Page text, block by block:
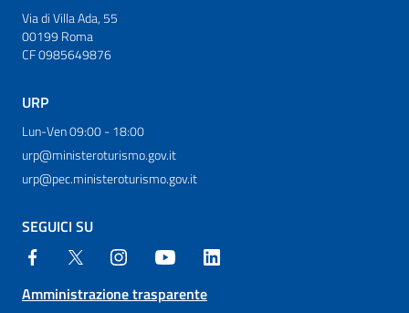
Via di Villa Ada, 55
00199 Roma
CF 0985649876
URP
Lun-Ven 09:00 - 18:00
urp@ministeroturismo.gov.it
urp@pec.ministeroturismo.gov.it
SEGUICI SU
Amministrazione trasparente